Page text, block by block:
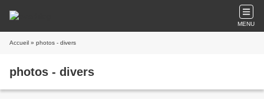
MENU
Accueil » photos - divers
photos - divers